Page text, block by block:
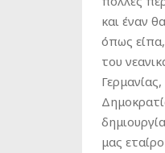
και έναν
όπως
του
μας